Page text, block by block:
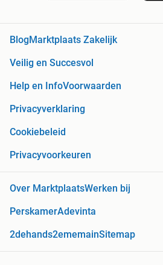
Blog Marktplaats Zakelijk
Veilig en Succesvol
Help en InfoVoorwaarden
Privacyverklaring
Cookiebeleid
Privacyvoorkeuren
Over MarktplaatsWerken bij
PerskamerAdevinta
2dehands2ememainSitemap